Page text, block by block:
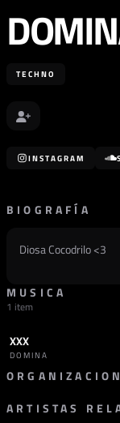
TECHNO
INSTAGRAM
BIOGRAFÍA
Diosa Cocodrilo <3
MUSICA
1 item
TRACK
XXX
DOMINA
SELLO
RAW QUARTER
ARTISTAS